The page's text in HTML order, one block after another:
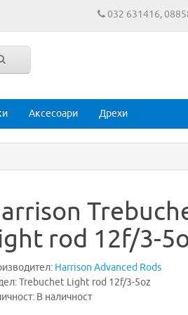
032 631416,
Аксесоари Дрехи
rod 12f/3-
Harrison Advanced Rods
Trebuchet Light rod 12f/3-5oz
В наличност